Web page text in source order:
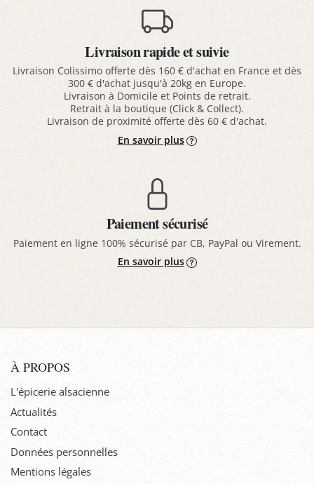
Livraison rapide et suivie
Livraison Colissimo offerte dès 160 € d'achat en France et dès
300 € d'achat jusqu'à 20kg en Europe.
Livraison à Domicile et Points de retrait.
Retrait à la boutique (Click & Collect).
Livraison de proximité offerte dès 60 € d'achat.
En savoir plus
Paiement sécurisé
Paiement en ligne 100% sécurisé par CB, PayPal ou Virement.
En savoir plus
À PROPOS
L'épicerie alsacienne
Actualités
Contact
Données personnelles
Mentions légales